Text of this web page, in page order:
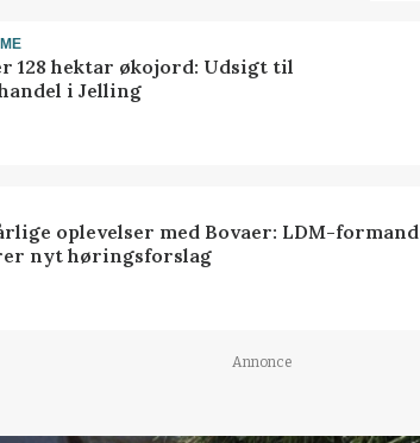
128 hektar økojord: Udsigt til
i Jelling
oplevelser med Bovaer: LDM-formand
nyt høringsforslag
Annonce